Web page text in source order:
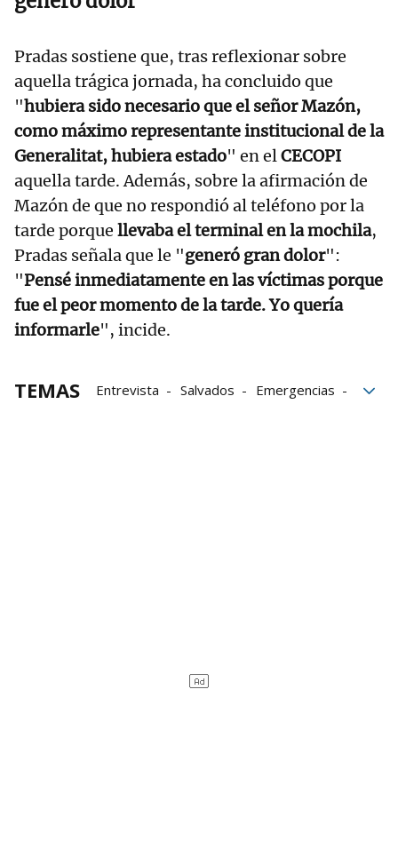
Pradas sostiene que, tras reflexionar sobre
aquella trágica jornada, ha concluido que
"hubiera sido necesario que el señor Mazón,
como máximo representante institucional de la
Generalitat, hubiera estado" en elCECOPI
aquella tarde. Además, sobre la afirmación de
Mazón de que no respondió al teléfono por la
tarde porque llevaba el terminal en la mochila,
Pradas señala que le "generó gran dolor":
"Pensé inmediatamente en las víctimas porque
fue el peor momento de la tarde. Yo quería
informarle", incide.
TEMAS Entrevista Salvados
Emergencias